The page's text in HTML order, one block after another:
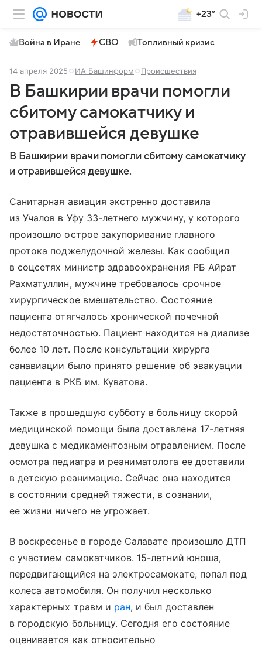
+23°
Война в Иране СВО Топливный кризис
14 апреля 2025 ИА Башинформ Происшествия
В Башкирии врачи помогли
сбитому самокатчику и
отравившейся девушке
В Башкирии врачи помогли сбитому самокатчику
и отравившейся девушке.
Санитарная авиация экстренно доставила
из Учалов в Уфу 33-летнего мужчину, у которого
произошло острое закупоривание главного
протока поджелудочной железы. Как сообщил
в соцсетях министр здравоохранения РБ Айрат
Рахматуллин, мужчине требовалось срочное
хирургическое вмешательство. Состояние
пациента отягчалось хронической почечной
недостаточностью. Пациент находится на диализе
более 10 лет. После консультации хирурга
санавиации было принято решение об эвакуации
пациента в РКБ им. Куватова.
Также в прошедшую субботу в больницу скорой
медицинской помощи была доставлена 17-летняя
девушка с медикаментозным отравлением. После
осмотра педиатра и реаниматолога ее доставили
в детскую реанимацию. Сейчас она находится
в состоянии средней тяжести, в сознании,
ее жизни ничего не угрожает.
В воскресенье в городе Салавате произошло ДТП
с участием самокатчиков. 15-летний юноша,
передвигающийся на электросамокате, попал под
колеса автомобиля. Он получил несколько
характерных травм и ран, и был доставлен
в городскую больницу. Сегодня его состояние
оценивается как относительно